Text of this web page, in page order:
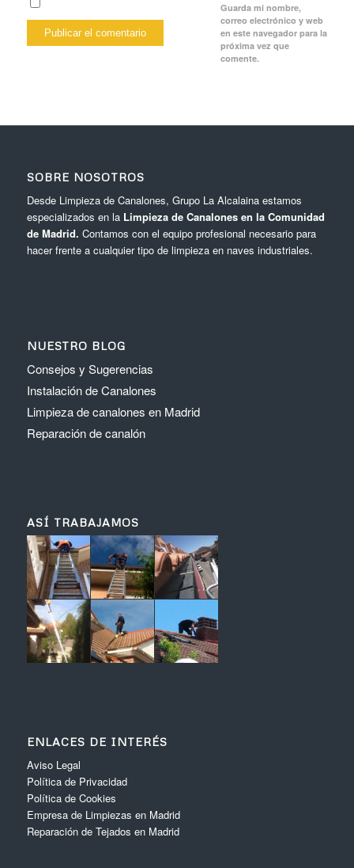
Guarda mi nombre,
correo electrónico y web
en este navegador para la
próxima vez que
comente.
SOBRE NOSOTROS
Desde Limpieza de Canalones, Grupo La Alcalaina estamos
especializados en la Limpieza de Canalones en la Comunidad
de Madrid. Contamos con el equipo profesional necesario para
hacer frente a cualquier tipo de limpieza en naves industriales.
NUESTRO BLOG
Consejos y Sugerencias
Instalación de Canalones
Limpieza de canalones en Madrid
Reparación de canalón
ASÍ TRABAJAMOS
ENLACES DE INTERÉS
Aviso Legal
Política de Privacidad
Política de Cookies
Empresa de Limpiezas en Madrid
Reparación de Tejados en Madrid